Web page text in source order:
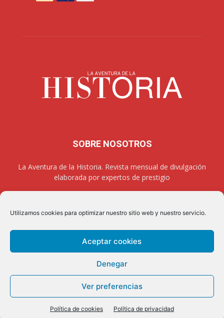
Utilizamos cookies para optimizar nuestro sitio web y nuestro servicio.
Aceptar cookies
Denegar
Ver preferencias
Política de cookies Política de privacidad
SOBRE NOSOTROS
La Aventura de la Historia. Revista mensual de divulgación
elaborada por expertos de prestigio
SÍGUENOS
Política de privacidad Contacto
2026 © La Aventura de la Historia. All rights reserved.